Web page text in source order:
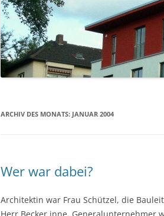
ARCHIV DES MONATS: JANUAR 2004
Wer war dabei?
Architektin war Frau Schützel, die